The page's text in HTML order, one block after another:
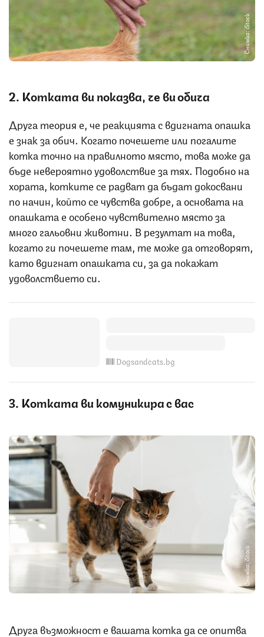
Снимка: iStock
2. Котката ви показва, че ви обича
Друга теория е, че реакцията с вдигната опашка
е знак за обич. Когато почешете или погалите
котка точно на правилното място, това може да
бъде невероятно удоволствие за тях. Подобно на
хората, котките се радват да бъдат докосвани
по начин, който се чувства добре, а основата на
опашката е особено чувствително място за
много гальовни животни. В резултат на това,
когато ги почешете там, те може да отговорят,
като вдигнат опашката си, за да покажат
удоволствието си.
Dogsandcats.bg
3. Котката ви комуникира с вас
Снимка: iStock
Друга възможност е вашата котка да се опитва